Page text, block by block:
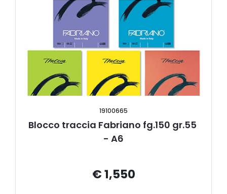
19100665
Blocco traccia Fabriano fg.150 gr.55
- A6
€ 1,550